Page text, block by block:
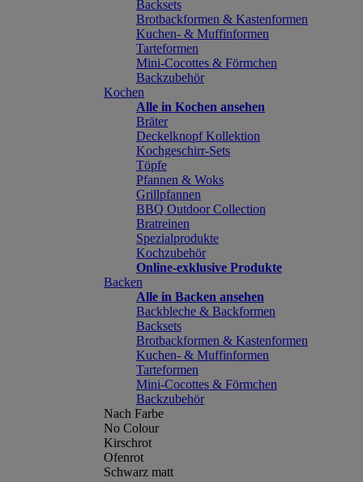
Backsets
Brotbackformen & Kastenformen
Kuchen- & Muffinformen
Tarteformen
Mini-Cocottes & Förmchen
Backzubehör
Kochen
Alle in Kochen ansehen
Bräter
Deckelknopf Kollektion
Kochgeschirr-Sets
Töpfe
Pfannen & Woks
Grillpfannen
BBQ Outdoor Collection
Bratreinen
Spezialprodukte
Kochzubehör
Online-exklusive Produkte
Backen
Alle in Backen ansehen
Backbleche & Backformen
Backsets
Brotbackformen & Kastenformen
Kuchen- & Muffinformen
Tarteformen
Mini-Cocottes & Förmchen
Backzubehör
Nach Farbe
No Colour
Kirschrot
Ofenrot
Schwarz matt